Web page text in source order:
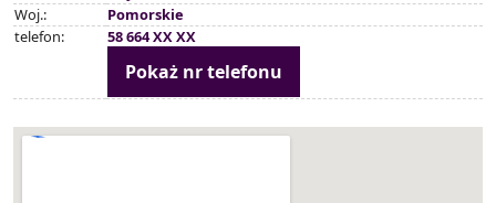
Woj.:
Pomorskie
telefon:
58 664 XX XX
Pokaż nr telefonu